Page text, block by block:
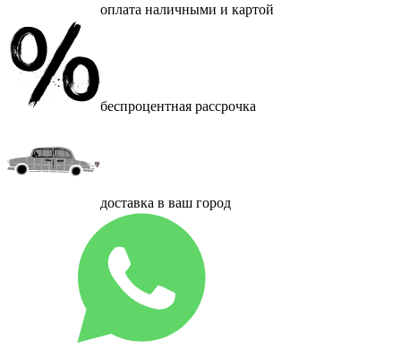
оплата наличными и картой
беспроцентная рассрочка
доставка в ваш город